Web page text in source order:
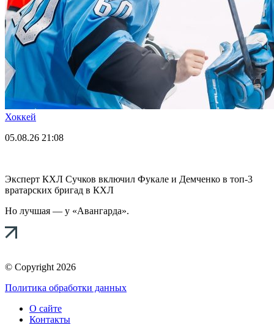
Хоккей
05.08.26 21:08
Эксперт КХЛ Сучков включил Фукале и Демченко в топ-3
вратарских бригад в КХЛ
Но лучшая — у «Авангарда».
© Copyright 2026
Политика обработки данных
О сайте
Контакты